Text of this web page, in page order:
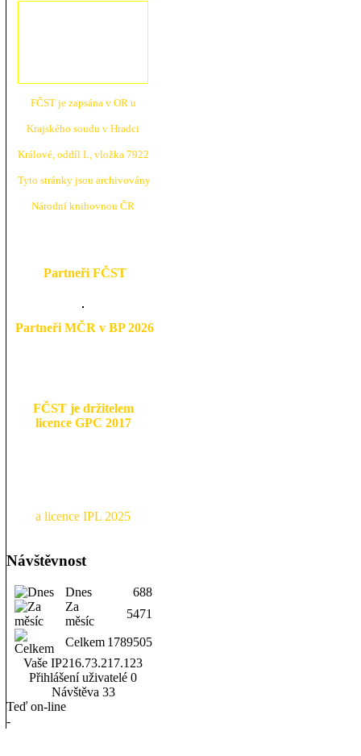
FČST je zapsána v OR u
Krajského soudu v Hradci
Králové, oddíl L, vložka 7922
Tyto stránky jsou archivovány
Národní knihovnou ČR
Partneři FČST
Partneři MČR v BP 2026
FČST je držitelem
licence GPC 2017
a licence IPL 2025
Návštěvnost
Dnes
688
Za
měsíc
5471
Celkem 1789505
Vaše IP216.73.217.123
Přihlášení uživatelé 0
Návštěva 33
Teď on-line
-